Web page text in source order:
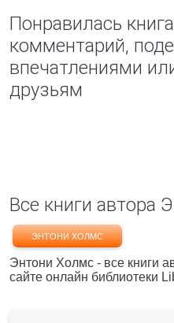
Понравилась
комментарий,
впечатлениями
друзьям
Все книги автора
ЭНТОНИ ХОЛМС
Энтони Холмс - все книги
сайте онлайн библиотеки